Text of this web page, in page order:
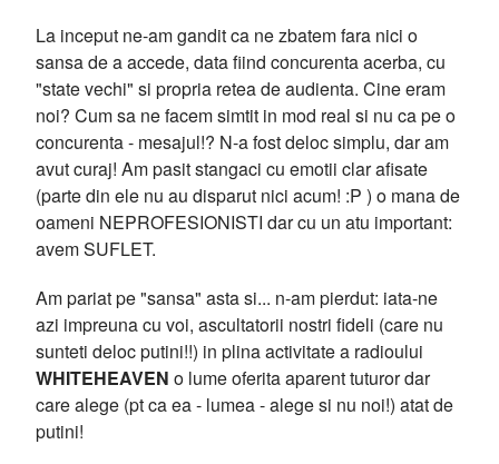
La inceput ne-am gandit ca ne zbatem fara nici o
sansa de a accede, data fiind concurenta acerba, cu
"state vechi" si propria retea de audienta. Cine eram
noi? Cum sa ne facem simtit in mod real si nu ca pe o
concurenta - mesajul!? N-a fost deloc simplu, dar am
avut curaj! Am pasit stangaci cu emotii clar afisate
(parte din ele nu au disparut nici acum! :P ) o mana de
oameni NEPROFESIONISTI dar cu un atu important:
avem SUFLET.
Am pariat pe "sansa" asta si... n-am pierdut: iata-ne
azi impreuna cu voi, ascultatorii nostri fideli (care nu
sunteti deloc putini!!) in plina activitate a radioului
WHITEHEAVEN o lume oferita aparent tuturor dar
care alege (pt ca ea - lumea - alege si nu noi!) atat de
putini!